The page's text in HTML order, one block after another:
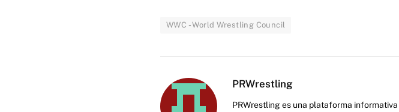
WWC - World Wrestling Council
PRWrestling
PRWrestling es una plataforma